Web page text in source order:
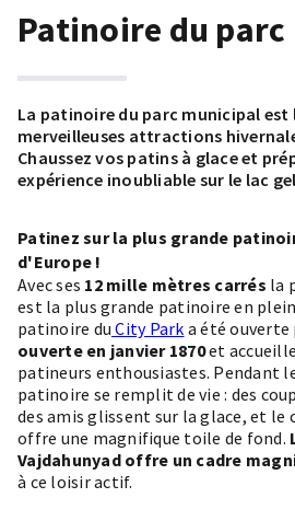
Patinoire du
La patinoire du parc municipal est
merveilleuses attractions
Chaussez vos patins à glace et
expérience inoubliable sur le lac
Patinez sur la plus grande
d'Europe !
Avec ses 12 mille mètres carrés la
est la plus grande patinoire en
patinoire du City Park a été
ouverte en janvier 1870et
patineurs enthousiastes. Pendant
patinoire se remplit de vie : des
des amis glissent sur la glace, et le
offre une magnifique toile de fond.
Vajdahunyad offre un cadre
à ce loisir actif.